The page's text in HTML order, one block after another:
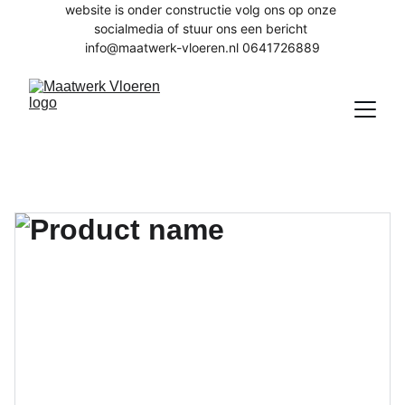
website is onder constructie volg ons op onze
socialmedia of stuur ons een bericht
info@maatwerk-vloeren.nl 0641726889